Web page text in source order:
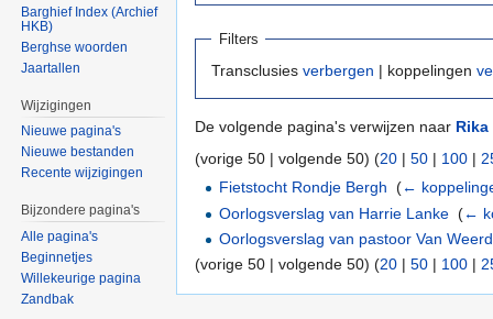
Filters
Transclusies verbergen | koppelingen
De volgende pagina's verwijzen naar Rika
(vorige 50 | volgende 50) (20 | 50 | 100 |
Fietstocht Rondje Bergh ‎(←
Oorlogsverslag van Harrie Lanke ‎(←
Oorlogsverslag van pastoor Van
(vorige 50 | volgende 50) (20 | 50 | 100 |
Barghief Index (Archief
HKB)
Berghse woorden
Jaartallen
Wijzigingen
Nieuwe pagina's
Nieuwe bestanden
Recente wijzigingen
Bijzondere pagina's
Alle pagina's
Beginnetjes
Willekeurige pagina
Zandbak